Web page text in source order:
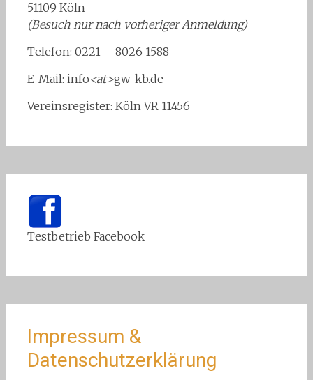
51109 Köln
(Besuch nur nach vorheriger Anmeldung)
Telefon: 0221 – 8026 1588
E-Mail: info<at>gw-kb.de
Vereinsregister: Köln VR 11456
Testbetrieb Facebook
Impressum &
Datenschutzerklärung